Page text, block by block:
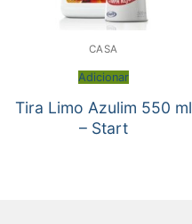
CASA
Adicionar
Tira Limo Azulim 550 ml
– Start